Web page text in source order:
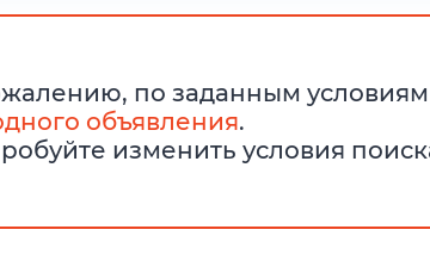
по заданным условиям
объявления.
изменить условия